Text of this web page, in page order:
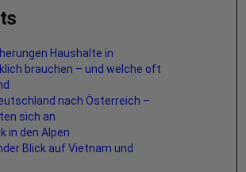
Haushalte in
brauchen – und welche oft
nach Österreich –
sich an
in den Alpen
Blick auf Vietnam und